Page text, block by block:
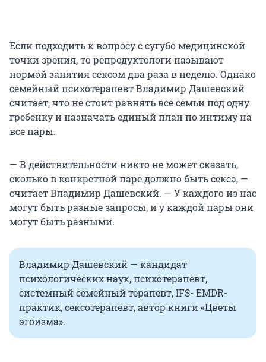
Если подходить к вопросу с сугубо медицинской
точки зрения, то репродуктологи называют
нормой занятия сексом два раза в неделю. Однако
семейный психотерапевт Владимир Дашевский
считает, что не стоит равнять все семьи под одну
гребенку и назначать единый план по интиму на
все пары.
— В действительности никто не может сказать,
сколько в конкретной паре должно быть секса, —
считает Владимир Дашевский. — У каждого из нас
могут быть разные запросы, и у каждой пары они
могут быть разными.
Владимир Дашевский — кандидат
психологических наук, психотерапевт,
системный семейный терапевт, IFS- EMDR-
практик, сексотерапевт, автор книги «Цветы
эгоизма».